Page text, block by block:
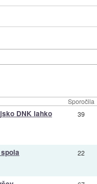
Sporočila
DNK lahko 39
22